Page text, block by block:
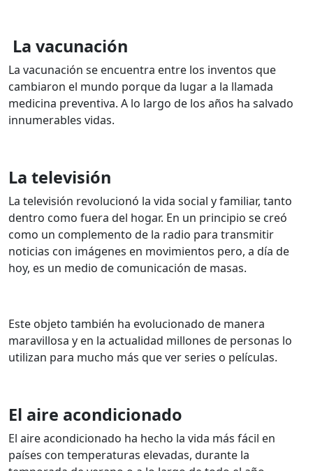
La vacunación
La vacunación se encuentra entre los inventos que
cambiaron el mundo porque da lugar a la llamada
medicina preventiva. A lo largo de los años ha salvado
innumerables vidas.
La televisión
La televisión revolucionó la vida social y familiar, tanto
dentro como fuera del hogar. En un principio se creó
como un complemento de la radio para transmitir
noticias con imágenes en movimientos pero, a día de
hoy, es un medio de comunicación de masas.
Este objeto también ha evolucionado de manera
maravillosa y en la actualidad millones de personas lo
utilizan para mucho más que ver series o películas.
El aire acondicionado
El aire acondicionado ha hecho la vida más fácil en
países con temperaturas elevadas, durante la